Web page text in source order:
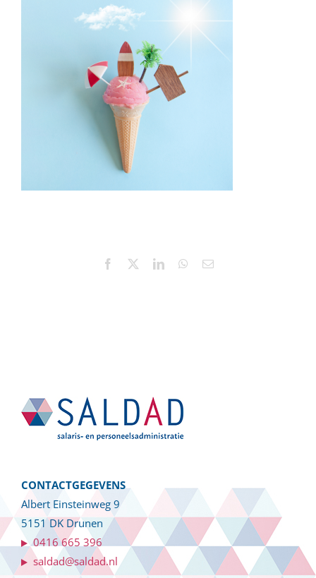
Facebook LinkedInWhatsApp
E-
CONTACTGEGEVENS
Albert Einsteinweg 9
5151 DK Drunen
0416 665 396
saldad@saldad.nl